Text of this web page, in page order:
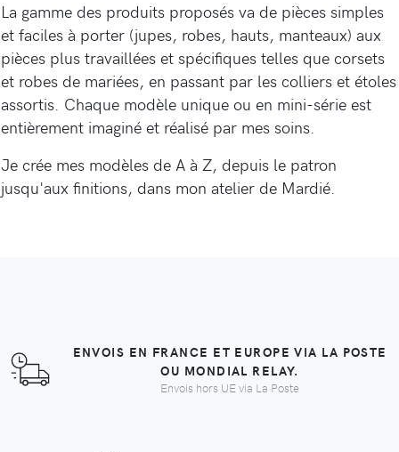
La gamme des produits proposés va de pièces simples
et faciles à porter (jupes, robes, hauts, manteaux) aux
pièces plus travaillées et spécifiques telles que corsets
et robes de mariées, en passant par les colliers et étoles
assortis. Chaque modèle unique ou en mini-série est
entièrement imaginé et réalisé par mes soins.
Je crée mes modèles de A à Z, depuis le patron
jusqu'aux finitions, dans mon atelier de Mardié.
ENVOIS EN FRANCE ET EUROPE VIA LA POSTE
OU MONDIAL RELAY.
Envois hors UE via La Poste